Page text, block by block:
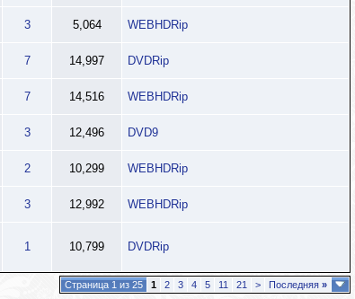
3 5,064 WEBHDRip
7 14,997 DVDRip
7 14,516 WEBHDRip
3 12,496 DVD9
2 10,299 WEBHDRip
3 12,992 WEBHDRip
1 10,799 DVDRip
Страница 1 из 25 1 2 3 4 5 11 21 > Последняя »